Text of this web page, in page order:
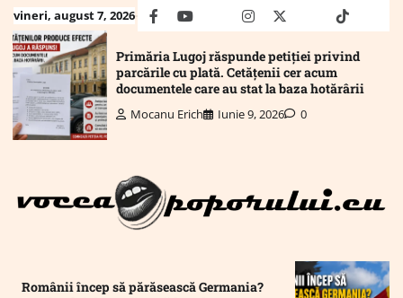
Skip
to
content
vineri, august 7, 2026 facebookyoutubeMailinstagram
twitter truthtiktok
Primăria Lugoj răspunde petiției privind
parcările cu plată. Cetățenii cer acum
documentele care au stat la baza hotărârii
Mocanu Erich Iunie 9, 2026 0
Românii încep să părăsească Germania?